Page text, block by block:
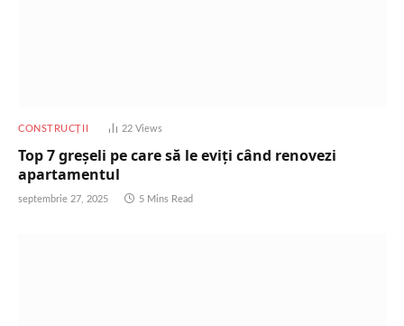
CONSTRUCȚII 22Views
Top 7 greșeli pe care să le eviți când renovezi
apartamentul
septembrie 27, 2025 5 Mins Read